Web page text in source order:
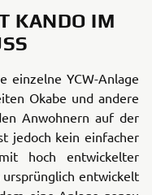
KANDO IM
einzelne YCW-Anlage
Okabe und andere
Anwohnern auf der
jedoch kein einfacher
hoch entwickelter
ursprünglich entwickelt